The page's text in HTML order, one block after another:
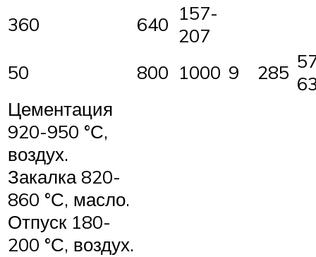
360
640 157-
207
50
800 1000 9 285
Цементация
920-950 °С,
воздух.
Закалка 820-
860 °С, масло.
Отпуск 180-
200 °С, воздух.